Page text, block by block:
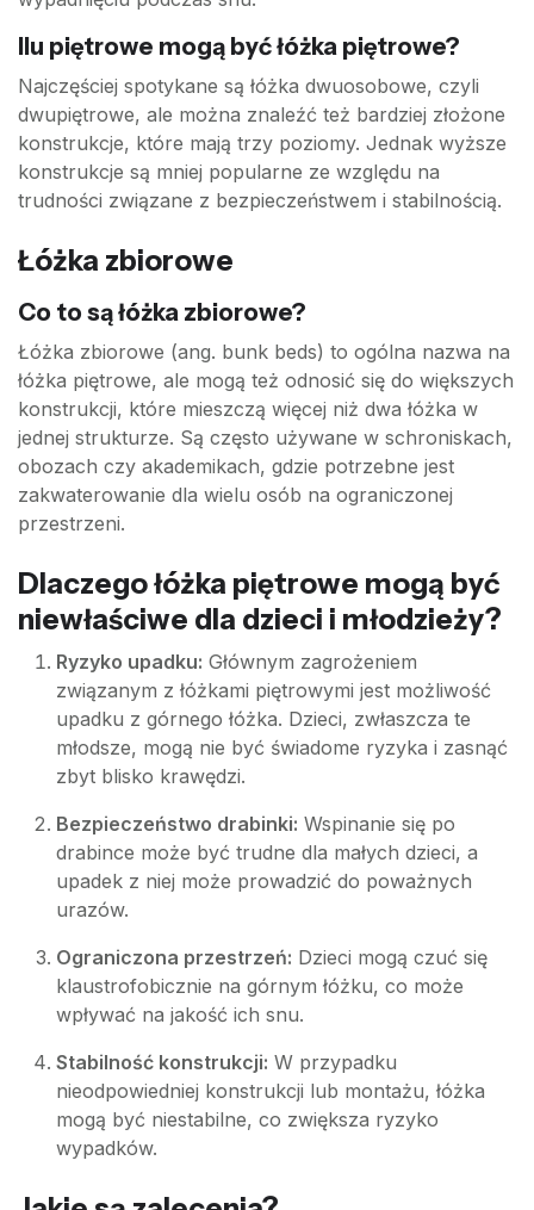
Ilu piętrowe mogą być łóżka piętrowe?
Najczęściej spotykane są łóżka dwuosobowe, czyli
dwupiętrowe, ale można znaleźć też bardziej złożone
konstrukcje, które mają trzy poziomy. Jednak wyższe
konstrukcje są mniej popularne ze względu na
trudności związane z bezpieczeństwem i stabilnością.
Łóżka zbiorowe
Co to są łóżka zbiorowe?
Łóżka zbiorowe (ang. bunk beds) to ogólna nazwa na
łóżka piętrowe, ale mogą też odnosić się do większych
konstrukcji, które mieszczą więcej niż dwa łóżka w
jednej strukturze. Są często używane w schroniskach,
obozach czy akademikach, gdzie potrzebne jest
zakwaterowanie dla wielu osób na ograniczonej
przestrzeni.
Dlaczego łóżka piętrowe mogą być
niewłaściwe dla dzieci i młodzieży?
Ryzyko upadku: Głównym zagrożeniem
związanym z łóżkami piętrowymi jest możliwość
upadku z górnego łóżka. Dzieci, zwłaszcza te
młodsze, mogą nie być świadome ryzyka i zasnąć
zbyt blisko krawędzi.
Bezpieczeństwo drabinki: Wspinanie się po
drabince może być trudne dla małych dzieci, a
upadek z niej może prowadzić do poważnych
urazów.
Ograniczona przestrzeń: Dzieci mogą czuć się
klaustrofobicznie na górnym łóżku, co może
wpływać na jakość ich snu.
Stabilność konstrukcji: W przypadku
nieodpowiedniej konstrukcji lub montażu, łóżka
mogą być niestabilne, co zwiększa ryzyko
wypadków.